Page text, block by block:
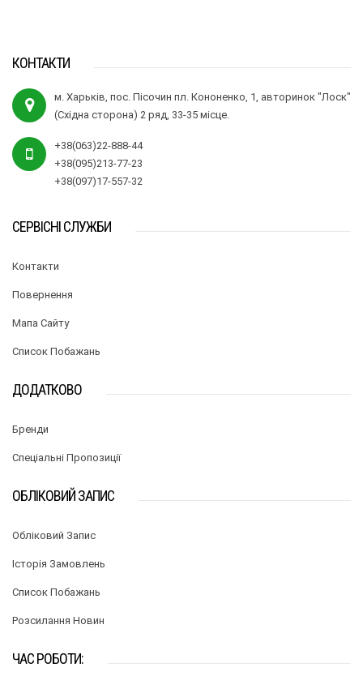
КОНТАКТИ
м. Харьків, пос. Пісочин пл. Кононенко, 1, авторинок "Лоск"
(Східна сторона) 2 ряд, 33-35 місце.
+38(063)22-888-44
+38(095)213-77-23
+38(097)17-557-32
СЕРВІСНІ СЛУЖБИ
Контакти
Повернення
Мапа Сайту
Список Побажань
ДОДАТКОВО
Бренди
Спеціальні Пропозиції
ОБЛІКОВИЙ ЗАПИС
Обліковий Запис
Історія Замовлень
Список Побажань
Розсилання Новин
ЧАС РОБОТИ: